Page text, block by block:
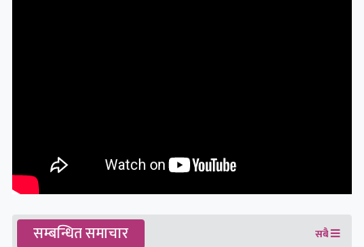
सम्बन्धित समाचार सबै